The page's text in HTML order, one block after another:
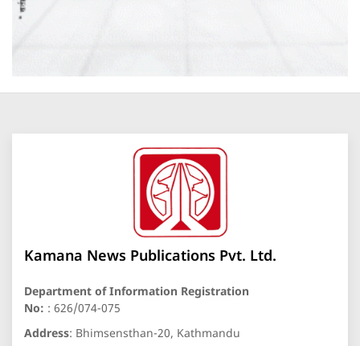
Kamana News Publications Pvt. Ltd.
Department of Information Registration
No: : 626/074-075
Address: Bhimsensthan-20, Kathmandu